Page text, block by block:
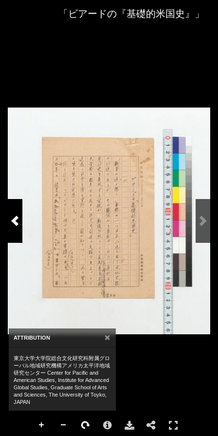
「ビアードの『基礎的米国史』」
ATTRIBUTION ×
東京大学大学院総合文化研究科附属グロ
ーバル地域研究機構アメリカ太平洋地域
研究センター Center for Pacific and
American Studies, Institute for Advanced
Global Studies, Graduate School of Arts
and Sciences, The University of Toyko,
JAPAN